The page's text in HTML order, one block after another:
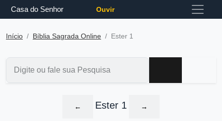
Casa do Senhor Ouvir
Início Bíblia Sagrada Online Ester 1
← Ester 1 →